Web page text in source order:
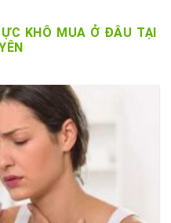
KHÔ MUA Ở ĐÂU TẠI